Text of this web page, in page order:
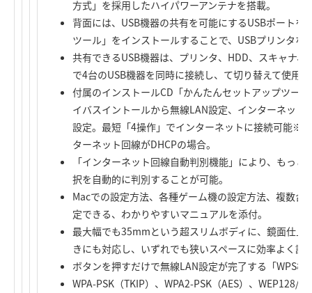
方式」を採用したハイパワーアンテナを搭載。
背面には、USB機器の共有を可能にするUSBポートを
ツール」をインストールすることで、USBプリンタな
共有できるUSB機器は、プリンタ、HDD、スキャナ、
で4台のUSB機器を同時に接続し、て切り替えて使用
付属のインストールCD「かんたんセットアップツー
イバスイントールから無線LAN設定、インターネッ
設定。最短「4操作」でインターネットに接続可能※
ターネット回線がDHCPの場合。
「インターネット回線自動判別機能」により、もっ
択を自動的に判別することが可能。
Macでの設定方法、各種ゲーム機の設定方法、複数台
定できる、わかりやすいマニュアルを添付。
最大幅でも35mmという超スリムボディに、鏡面仕上
きにも対応し、いずれでも狭いスペースに効率よく設
ボタンを押すだけで無線LAN設定が完了する「WPS機
WPA-PSK（TKIP）、WPA2-PSK（AES）、WEP128/